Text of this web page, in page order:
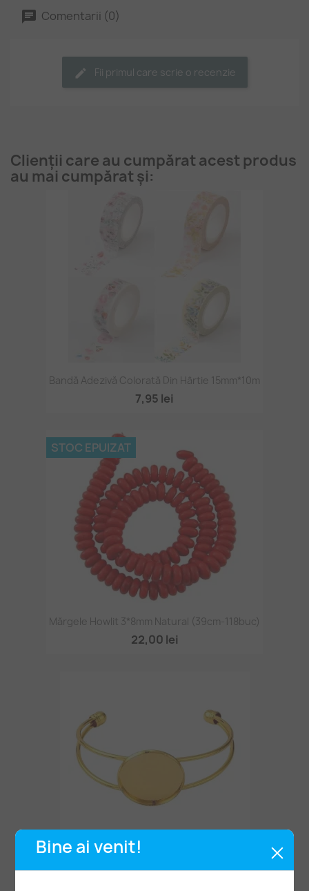
Bine ai venit!
Comentarii (0)
Fii primul care scrie o recenzie
Clienții care au cumpărat acest produs
au mai cumpărat și:
Bandă Adezivă Colorată Din Hârtie 15mm*10m
7,95 lei
Mărgele Howlit 3*8mm Natural (39cm-118buc)
22,00 lei
STOC EPUIZAT